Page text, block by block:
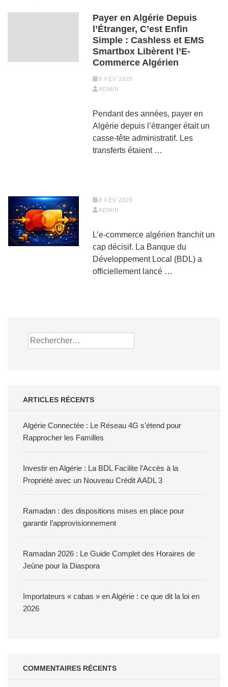
Payer en Algérie Depuis
l’Étranger, C’est Enfin
Simple : Cashless et EMS
Smartbox Libèrent l’E-
Commerce Algérien
9 FÉV 2026
ADMIN
Pendant des années, payer en
Algérie depuis l’étranger était un
casse-tête administratif. Les
transferts étaient …
8 FÉV 2026
ADMIN
L’e-commerce algérien franchit un
cap décisif. La Banque du
Développement Local (BDL) a
officiellement lancé …
Rechercher :
ARTICLES RÉCENTS
Algérie Connectée : Le Réseau 4G s’étend pour
Rapprocher les Familles
Investir en Algérie : La BDL Facilite l’Accès à la
Propriété avec un Nouveau Crédit AADL 3
Ramadan : des dispositions mises en place pour
garantir l’approvisionnement
Ramadan 2026 : Le Guide Complet des Horaires de
Jeûne pour la Diaspora
Importateurs « cabas » en Algérie : ce que dit la loi en
2026
COMMENTAIRES RÉCENTS